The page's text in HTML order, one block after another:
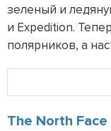
зеленый и
и Expedition.
полярников, а
The North Face